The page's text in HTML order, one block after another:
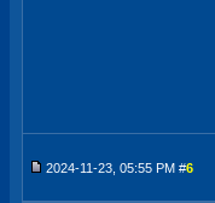
2024-11-23, 05:55 PM #6